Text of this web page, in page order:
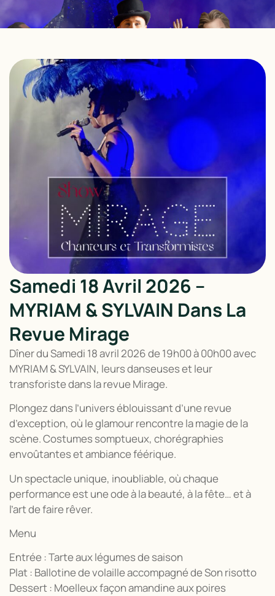
Samedi 18 Avril 2026 –
MYRIAM & SYLVAIN Dans La
Revue Mirage
Dîner du Samedi 18 avril 2026 de 19h00 à 00h00 avec
MYRIAM & SYLVAIN, leurs danseuses et leur
transforiste dans la revue Mirage.
Plongez dans l’univers éblouissant d’une revue
d’exception, où le glamour rencontre la magie de la
scène. Costumes somptueux, chorégraphies
envoûtantes et ambiance féérique.
Un spectacle unique, inoubliable, où chaque
performance est une ode à la beauté, à la fête… et à
l’art de faire rêver.
Menu
Entrée : Tarte aux légumes de saison
Plat : Ballotine de volaille accompagné de Son risotto
Dessert : Moelleux façon amandine aux poires